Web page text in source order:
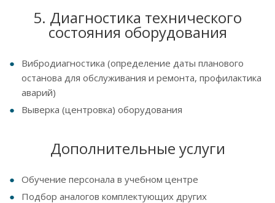
5. Диагностика технического
состояния оборудования
Вибродиагностика (определение даты планового
останова для обслуживания и ремонта, профилактика
аварий)
Выверка (центровка) оборудования
Дополнительные услуги
Обучение персонала в учебном центре
Подбор аналогов комплектующих других